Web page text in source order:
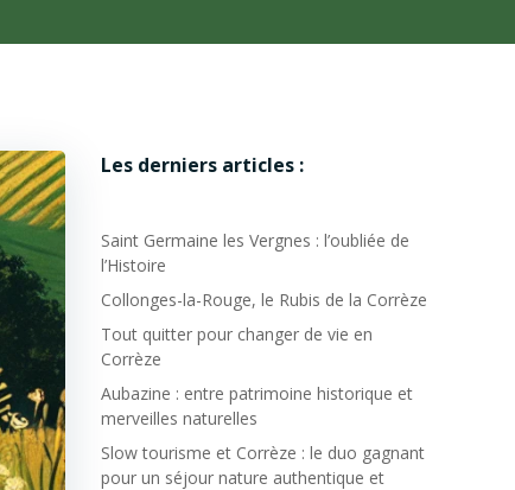
Les derniers articles :
Saint Germaine les Vergnes : l’oubliée de
l’Histoire
Collonges-la-Rouge, le Rubis de la Corrèze
Tout quitter pour changer de vie en
Corrèze
Aubazine : entre patrimoine historique et
merveilles naturelles
Slow tourisme et Corrèze : le duo gagnant
pour un séjour nature authentique et